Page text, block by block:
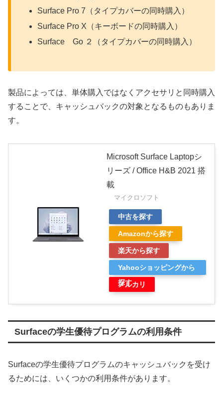
Surface Pro 7（タイプカバーの同時購入）
Surface Pro X（キーボードの同時購入）
Surface Go ２（タイプカバーの同時購入）
製品によっては、単体購入ではなくアクセサリと同時購入
することで、キャッシュバックの対象となるものもありま
す。
Microsoft Surface Laptopシ
リーズ / Office H&B 2021 搭
載
マイクロソフト
中古を探す
Amazonから探す
楽天から探す
Yahooショッピングから
探す
メルカリ
Surfaceの学生優待プログラムの利用条件
Surfaceの学生優待プログラムのキャッシュバックを受け
るためには、いくつかの利用条件があります。